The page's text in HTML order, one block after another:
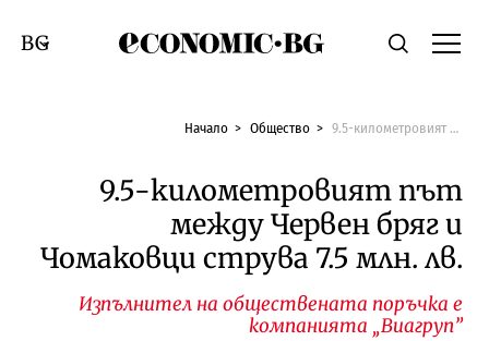
Economic.bgТърсене
Смяна на език
Начало Общество 9.5-километровият път между Червен бряг и Чомаковци струва 7.5 млн. лв.
9.5-километровият път
между Червен бряг и
Чомаковци струва 7.5 млн. лв.
Изпълнител на обществената поръчка е
компанията „Виагруп”